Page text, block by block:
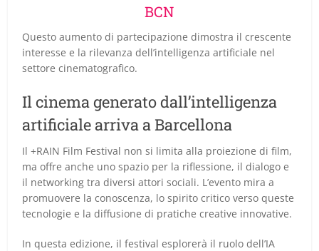
BCN
Questo aumento di partecipazione dimostra il crescente
interesse e la rilevanza dell’intelligenza artificiale nel
settore cinematografico.
Il cinema generato dall’intelligenza
artificiale arriva a Barcellona
Il +RAIN Film Festival non si limita alla proiezione di film,
ma offre anche uno spazio per la riflessione, il dialogo e
il networking tra diversi attori sociali. L’evento mira a
promuovere la conoscenza, lo spirito critico verso queste
tecnologie e la diffusione di pratiche creative innovative.
In questa edizione, il festival esplorerà il ruolo dell’IA